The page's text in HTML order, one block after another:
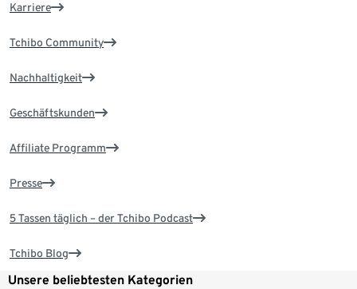
Karriere
Tchibo Community
Nachhaltigkeit
Geschäftskunden
Affiliate Programm
Presse
5 Tassen täglich – der Tchibo Podcast
Tchibo Blog
Unsere beliebtesten Kategorien